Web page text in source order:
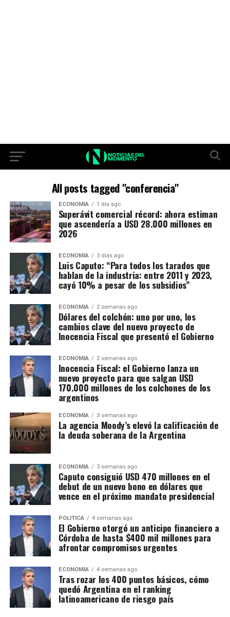
All posts tagged "conferencia"
ECONOMIA 1 día ago
Superávit comercial récord: ahora estiman
que ascendería a USD 28.000 millones en
2026
ECONOMIA 3 días ago
Luis Caputo: “Para todos los tarados que
hablan de la industria: entre 2011 y 2023,
cayó 10% a pesar de los subsidios”
ECONOMIA 2 semanas ago
Dólares del colchón: uno por uno, los
cambios clave del nuevo proyecto de
Inocencia Fiscal que presentó el Gobierno
ECONOMIA 2 semanas ago
Inocencia Fiscal: el Gobierno lanza un
nuevo proyecto para que salgan USD
170.000 millones de los colchones de los
argentinos
ECONOMIA 3 semanas ago
La agencia Moody’s elevó la calificación de
la deuda soberana de la Argentina
ECONOMIA 3 semanas ago
Caputo consiguió USD 470 millones en el
debut de un nuevo bono en dólares que
vence en el próximo mandato presidencial
POLITICA 4 semanas ago
El Gobierno otorgó un anticipo financiero a
Córdoba de hasta $400 mil millones para
afrontar compromisos urgentes
ECONOMIA 4 semanas ago
Tras rozar los 400 puntos básicos, cómo
quedó Argentina en el ranking
latinoamericano de riesgo país